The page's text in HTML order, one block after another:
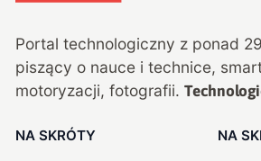
Portal technologiczny z ponad 29
piszący o nauce i technice,
motoryzacji, fotografii.
NA SKRÓTY NA